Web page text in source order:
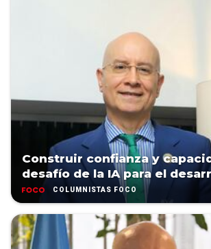
Construir confianza y
desafío de la IA para el
COLUMNISTAS FOCO